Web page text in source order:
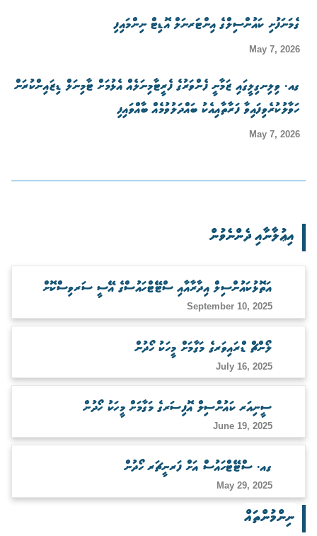
ގެމަނަފުށި ކައުންސިލްގެ އިންޓަރނަލް އޮޑިޓް ނިންމައިފި
May 7, 2026
ގއ. ވިލިނގިލީގައި ޒަމާނީ ފެންވަރުގެ ފެރީޓާމިނަލެއް އެޅުމަށް ޓާމިނަލް ޑިޒައިންކުރަން
ހަވާލުކުރެވިފައިވާ ފަރާތާއިއެކު ބައްދަލުވުމެއް ބާއްވައިފި
May 7, 2026
އިޢުލާނާއި ދެންނެވުން
އަތޮޅުކައުންސިލް އިދާރާއާއި ސްޓޭޓްހައުސްގެ އޭސީ ސަރވިސްކޮށް
ބަލަހައްޓާނެ ފަރާތެއް ހޯދުން
September 10, 2025
ލޯންޗް ޑްރައިވަރގެ މަގާމަށް މީހަކު ހޯދުން
July 16, 2025
ސީނިއަރ ކައުންސިލް އޮފިސަރގެ މަގާމަށް މީހަކު ހޯދުން
June 19, 2025
ގއ. ސްޓޭޓްހައުސް އަށް ފަރނީޗަރ ހޯދުން
May 29, 2025
ނިންމުންތައް